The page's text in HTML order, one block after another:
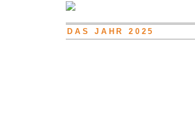
DAS JAHR 2025